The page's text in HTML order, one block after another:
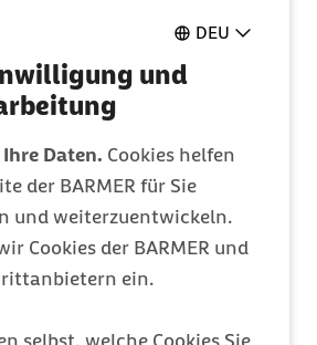
DEU
und
Daten. Cookies helfen
der BARMER für Sie
und weiterzuentwickeln.
Cookies der BARMER und
ein.
selbst, welche Cookies Sie
Verkauf von Rezepten
indem eine
Unterschrift für
vorab verlangt wird
/ Unterschriftenfälschung
Leistungen ( z.
Wegstrecken (z. B.bei